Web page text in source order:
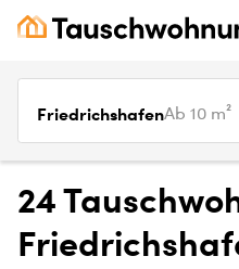
FriedrichshafenAb 10 m²
24